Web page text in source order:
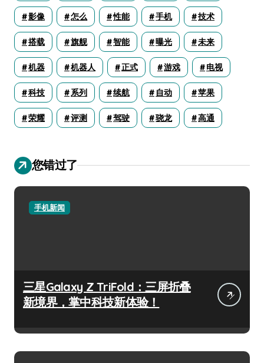
影像 怎么 性能 手机 技术
搭载 旗舰 智能 曝光 未来
机器 机器人 正式 游戏 电视
科技 系列 续航 自动 苹果
荣耀 评测 驾驶 骁龙 高通
您错过了
手机新闻
三星Galaxy Z TriFold：三屏折叠
新境界，掌中科技新体验！